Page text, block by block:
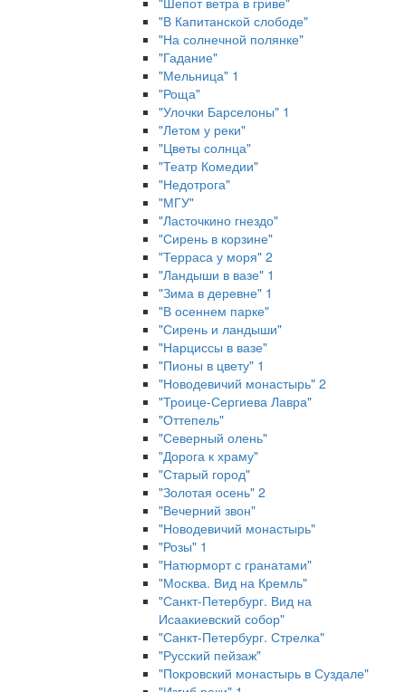
"В Капитанской слободе"
"На солнечной полянке"
"Гадание"
"Мельница" 1
"Роща"
"Улочки Барселоны" 1
"Летом у реки"
"Цветы солнца"
"Театр Комедии"
"Недотрога"
"МГУ"
"Ласточкино гнездо"
"Сирень в корзине"
"Терраса у моря" 2
"Ландыши в вазе" 1
"Зима в деревне" 1
"В осеннем парке"
"Сирень и ландыши"
"Нарциссы в вазе"
"Пионы в цвету" 1
"Новодевичий монастырь" 2
"Троице-Сергиева Лавра"
"Оттепель"
"Северный олень"
"Дорога к храму"
"Старый город"
"Золотая осень" 2
"Вечерний звон"
"Новодевичий монастырь"
"Розы" 1
"Натюрморт с гранатами"
"Москва. Вид на Кремль"
"Санкт-Петербург. Вид на
Исаакиевский собор"
"Санкт-Петербург. Стрелка"
"Русский пейзаж"
"Покровский монастырь в Суздале"